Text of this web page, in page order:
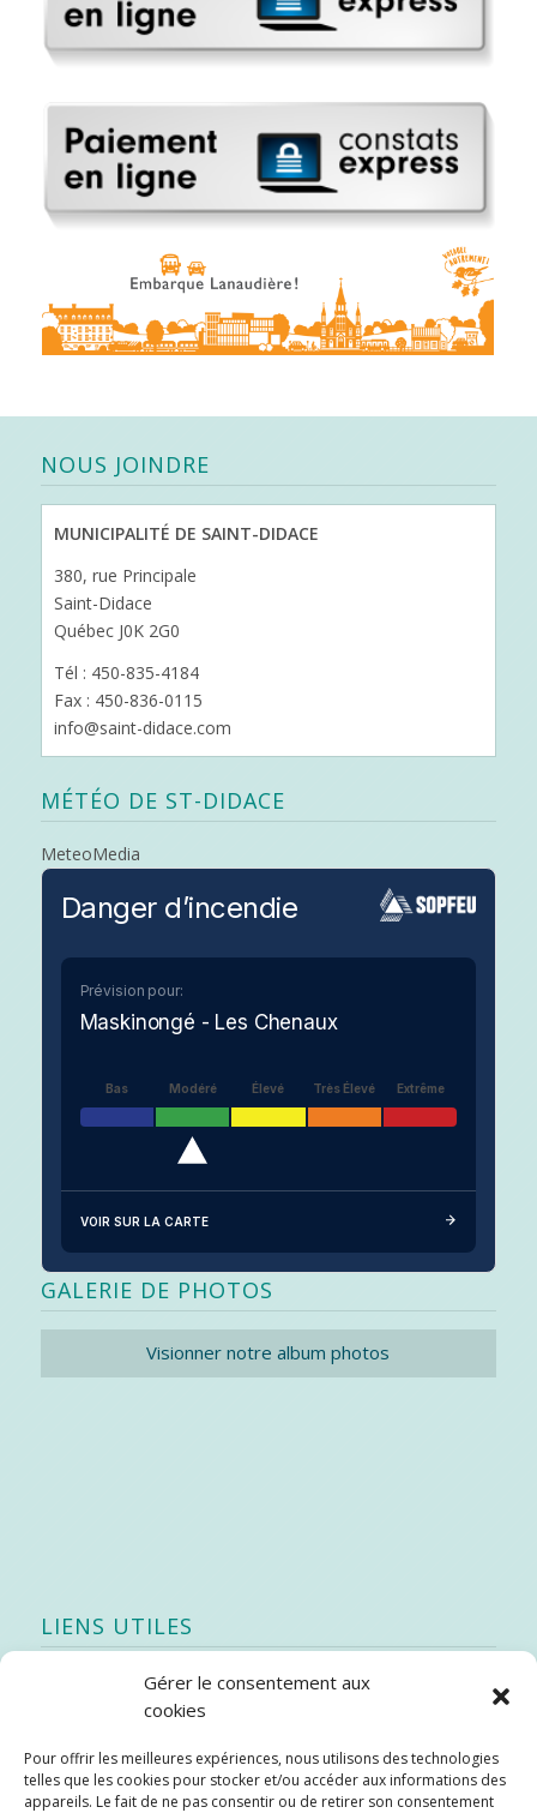
Gérer le consentement aux
cookies
Pour offrir les meilleures expériences, nous utilisons des technologies
telles que les cookies pour stocker et/ou accéder aux informations des
appareils. Le fait de ne pas consentir ou de retirer son consentement
NOUS JOINDRE
MUNICIPALITÉ DE SAINT-DIDACE
380, rue Principale
Saint-Didace
Québec J0K 2G0
Tél : 450-835-4184
Fax : 450-836-0115
info@saint-didace.com
MÉTÉO DE ST-DIDACE
MeteoMedia
Danger d’incendie
Prévision pour:
Maskinongé - Les Chenaux
Bas Modéré Élevé Très Élevé Extrême
VOIR SUR LA CARTE
GALERIE DE PHOTOS
Visionner notre album photos
LIENS UTILES
Quoi de neuf
Stratégie québécoise d’économie d’eau potable
Bibliothèque